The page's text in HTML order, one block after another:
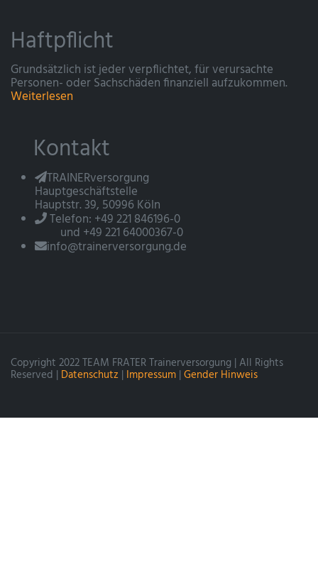
Haftpflicht
Grundsätzlich ist jeder verpflichtet, für verursachte
Personen- oder Sachschäden finanziell aufzukommen.
Weiterlesen
Kontakt
TRAINERversorgung
Hauptgeschäftstelle
Hauptstr. 39, 50996 Köln
Telefon: +49 221 846196-0
und +49 221 64000367-0
info@trainerversorgung.de
Copyright 2022 TEAM FRATER Trainerversorgung | All Rights
Reserved | Datenschutz | Impressum | Gender Hinweis